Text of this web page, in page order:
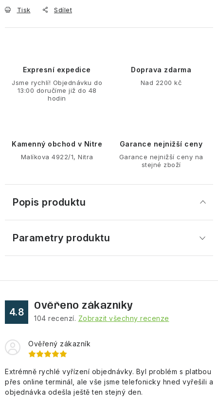
Tisk Sdílet
Expresní expedice
Jsme rychlí! Objednávku do
13:00 doručíme již do 48
hodin
Doprava zdarma
Nad 2200 kč
Kamenný obchod v Nitre
Malíkova 4922/1, Nitra
Garance nejnižší ceny
Garance nejnižší ceny na
stejné zboží
Popis produktu
Parametry produktu
4.8
Ověřeno zákazníky
104 recenzí. Zobrazit všechny recenze
Ověřený zákazník
Extrémně rychlé vyřízení objednávky. Byl problém s platbou
přes online terminál, ale vše jsme telefonicky hned vyřešili a
objednávka odešla ještě ten stejný den.